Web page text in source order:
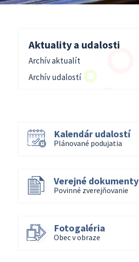
Aktuality a udalosti
Archív aktualít
Archív udalostí
Kalendár udalostí
Plánované podujatia
Verejné dokumenty
Povinné zverejňovanie
Fotogaléria
Obec v obraze